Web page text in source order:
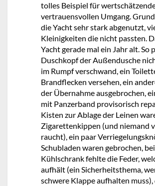
tolles Beispiel für
vertrauensvollen Umgang.
die Yacht sehr stark abgenutzt,
Kleinigkeiten die nicht passten.
Yacht gerade mal ein Jahr alt. So
Duschkopf der Außendusche
im Rumpf verschwand, ein
Brandflecken versehen, ein
der Übernahme ausgebrochen,
mit Panzerband provisorisch
Kisten zur Ablage der Leinen
Zigarettenkippen (und niemand
raucht), ein paar
Schubladen waren gebrochen,
Kühlschrank fehlte die Feder,
aufhält (ein Sicherheitsthema,
schwere Klappe aufhalten